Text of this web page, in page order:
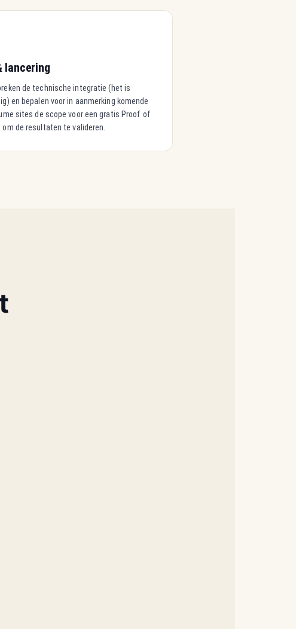
lancering
de technische integratie (het is
en bepalen voor in aanmerking komende
sites de scope voor een gratis Proof of
om de resultaten te valideren.